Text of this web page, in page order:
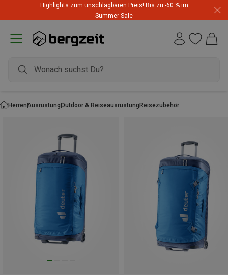
Highlights zum unschlagbaren Preis! Bis zu -60 % im
Summer Sale
HerrenAusrüstungOutdoor & ReiseausrüstungReisezubehör